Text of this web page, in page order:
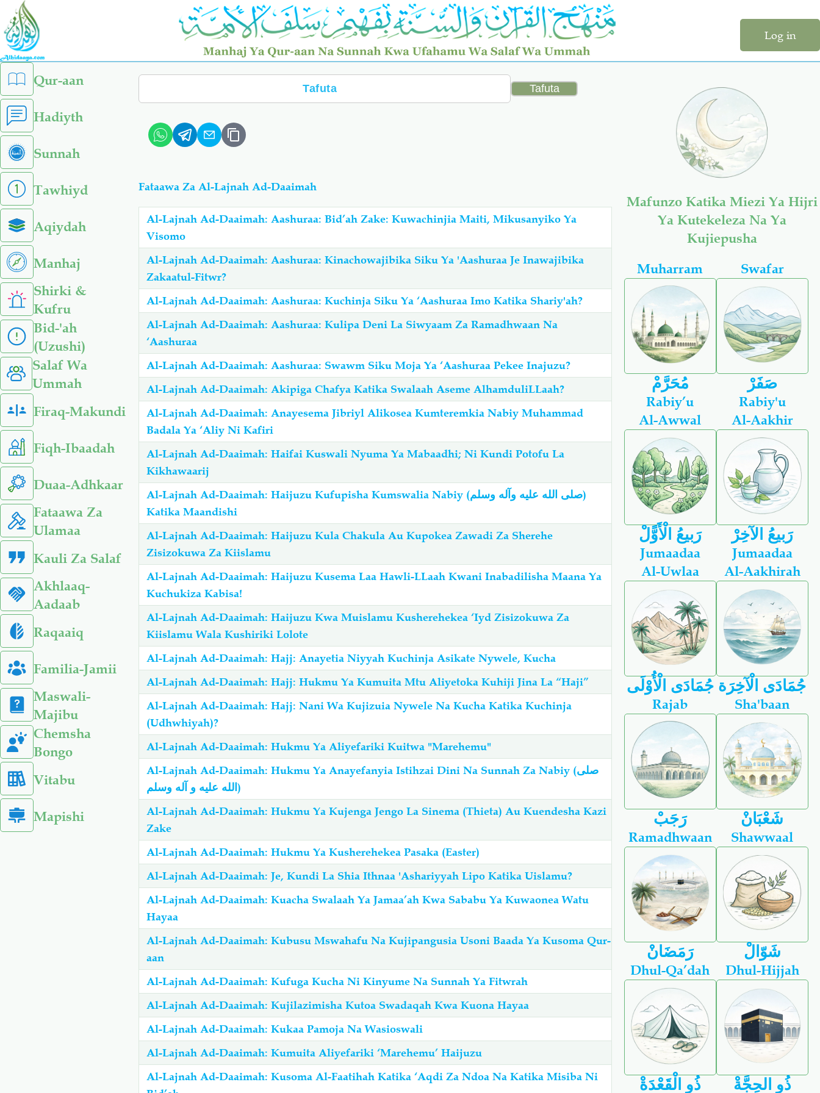
Skip
main
content
Log in
left
sidebar
menu
Qur-aan
Hadiyth
Sunnah
Tawhiyd
Aqiydah
Manhaj
Shirki &
Kufru
Bid-'ah
(Uzushi)
Salaf Wa
Ummah
Firaq-Makundi
Fiqh-Ibaadah
Duaa-Adhkaar
Fataawa Za
Ulamaa
Kauli Za Salaf
Akhlaaq-
Aadaab
Raqaaiq
Familia-Jamii
Maswali-
Majibu
Chemsha
Bongo
Vitabu
Mapishi
Search
Fataawa Za Al-Lajnah Ad-Daaimah
Al-Lajnah Ad-Daaimah: Aashuraa: Bid’ah Zake: Kuwachinjia Maiti, Mikusanyiko Ya
Visomo
Al-Lajnah Ad-Daaimah: Aashuraa: Kinachowajibika Siku Ya 'Aashuraa Je Inawajibika
Zakaatul-Fitwr?
Al-Lajnah Ad-Daaimah: Aashuraa: Kuchinja Siku Ya ‘Aashuraa Imo Katika Shariy'ah?
Al-Lajnah Ad-Daaimah: Aashuraa: Kulipa Deni La Siwyaam Za Ramadhwaan Na
‘Aashuraa
Al-Lajnah Ad-Daaimah: Aashuraa: Swawm Siku Moja Ya ‘Aashuraa Pekee Inajuzu?
Al-Lajnah Ad-Daaimah: Akipiga Chafya Katika Swalaah Aseme AlhamduliLLaah?
Al-Lajnah Ad-Daaimah: Anayesema Jibriyl Alikosea Kumteremkia Nabiy Muhammad
Badala Ya ‘Aliy Ni Kafiri
Al-Lajnah Ad-Daaimah: Haifai Kuswali Nyuma Ya Mabaadhi; Ni Kundi Potofu La
Kikhawaarij
Al-Lajnah Ad-Daaimah: Haijuzu Kufupisha Kumswalia Nabiy (صلى الله عليه وآله وسلم)
Katika Maandishi
Al-Lajnah Ad-Daaimah: Haijuzu Kula Chakula Au Kupokea Zawadi Za Sherehe
Zisizokuwa Za Kiislamu
Al-Lajnah Ad-Daaimah: Haijuzu Kusema Laa Hawli-LLaah Kwani Inabadilisha Maana Ya
Kuchukiza Kabisa!
Al-Lajnah Ad-Daaimah: Haijuzu Kwa Muislamu Kusherehekea ‘Iyd Zisizokuwa Za
Kiislamu Wala Kushiriki Lolote
Al-Lajnah Ad-Daaimah: Hajj: Anayetia Niyyah Kuchinja Asikate Nywele, Kucha
Al-Lajnah Ad-Daaimah: Hajj: Hukmu Ya Kumuita Mtu Aliyetoka Kuhiji Jina La “Haji”
Al-Lajnah Ad-Daaimah: Hajj: Nani Wa Kujizuia Nywele Na Kucha Katika Kuchinja
(Udhwhiyah)?
Al-Lajnah Ad-Daaimah: Hukmu Ya Aliyefariki Kuitwa "Marehemu"
Al-Lajnah Ad-Daaimah: Hukmu Ya Anayefanyia Istihzai Dini Na Sunnah Za Nabiy (صلى
الله عليه و آله وسلم)
Al-Lajnah Ad-Daaimah: Hukmu Ya Kujenga Jengo La Sinema (Thieta) Au Kuendesha Kazi
Zake
Al-Lajnah Ad-Daaimah: Hukmu Ya Kusherehekea Pasaka (Easter)
Al-Lajnah Ad-Daaimah: Je, Kundi La Shia Ithnaa 'Ashariyyah Lipo Katika Uislamu?
Al-Lajnah Ad-Daaimah: Kuacha Swalaah Ya Jamaa’ah Kwa Sababu Ya Kuwaonea Watu
Hayaa
Al-Lajnah Ad-Daaimah: Kubusu Mswahafu Na Kujipangusia Usoni Baada Ya Kusoma Qur-
aan
Al-Lajnah Ad-Daaimah: Kufuga Kucha Ni Kinyume Na Sunnah Ya Fitwrah
Al-Lajnah Ad-Daaimah: Kujilazimisha Kutoa Swadaqah Kwa Kuona Hayaa
Al-Lajnah Ad-Daaimah: Kukaa Pamoja Na Wasioswali
Al-Lajnah Ad-Daaimah: Kumuita Aliyefariki ‘Marehemu’ Haijuzu
Al-Lajnah Ad-Daaimah: Kusoma Al-Faatihah Katika ‘Aqdi Za Ndoa Na Katika Misiba Ni
Mafunzo Katika Miezi Ya Hijri
Ya Kutekeleza Na Ya
Kujiepusha
Muharram
مُحَرَّمْ
Swafar
صَفَرْ
Rabiy’u
Al-Awwal
رَبيعُ الْأَوًّلْ
Rabiy'u
Al-Aakhir
رَبيعُ الآخِرْ
Jumaadaa
Al-Uwlaa
جُمَادَى الْأُوْلَى
Jumaadaa
Al-Aakhirah
جُمَادَى الْآخِرَة
Rajab
رَجَبْ
Sha'baan
شَعْبَانْ
Ramadhwaan
رَمَضَانْ
Shawwaal
شَوّالْ
Dhul-Qa’dah
ذُو الْقَعْدَةْ
Dhul-Hijjah
ذُو الحِجَّةْ